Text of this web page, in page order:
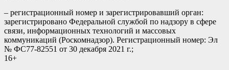
– регистрационный номер и зарегистрировавший орган:
зарегистрировано Федеральной службой по надзору в сфере
связи, информационных технологий и массовых
коммуникаций (Роскомнадзор). Регистрационный номер: Эл
№ ФС77-82551 от 30 декабря 2021 г.;
16+